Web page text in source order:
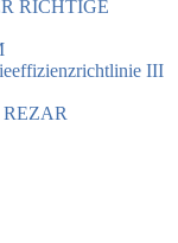
RICHTIGE
III